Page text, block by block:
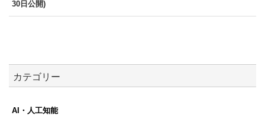
30日公開)
カテゴリー
AI・人工知能